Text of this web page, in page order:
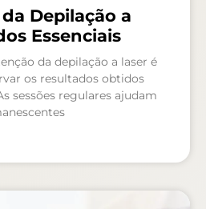
Depilação a
Essenciais
da depilação a laser é
os resultados obtidos
sessões regulares ajudam